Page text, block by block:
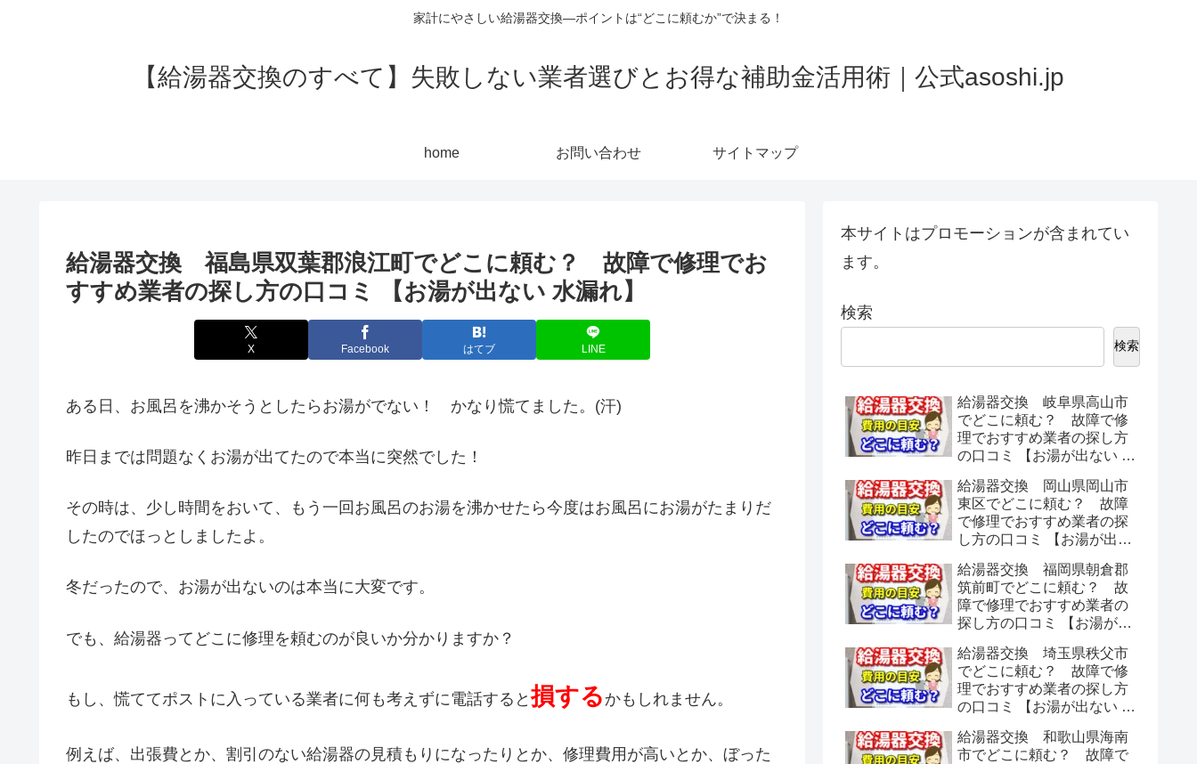
家計にやさしい給湯器交換—ポイントは“どこに頼むか”で決まる！
【給湯器交換のすべて】失敗しない業者選びとお得な補助金活用術｜公式asoshi.jp
home お問い合わせ サイトマップ
給湯器交換 福島県双葉郡浪江町でどこに頼む？ 故障で修理でお
すすめ業者の探し方の口コミ 【お湯が出ない 水漏れ】
X Facebook はてブ LINE
ある日、お風呂を沸かそうとしたらお湯がでない！ かなり慌てました。(汗)
昨日までは問題なくお湯が出てたので本当に突然でした！
その時は、少し時間をおいて、もう一回お風呂のお湯を沸かせたら今度はお風呂にお湯がたまりだ
したのでほっとしましたよ。
冬だったので、お湯が出ないのは本当に大変です。
でも、給湯器ってどこに修理を頼むのが良いか分かりますか？
もし、慌ててポストに入っている業者に何も考えずに電話すると損する かもしれません。
例えば、出張費とか、割引のない給湯器の見積もりになったりとか、修理費用が高いとか、ぼった
本サイトはプロモーションが含まれてい
ます。
検索
検索
給湯器交換 岐阜県高山市
でどこに頼む？ 故障で修
理でおすすめ業者の探し方
の口コミ 【お湯が出ない 水
給湯器交換 岡山県岡山市
東区でどこに頼む？ 故障
で修理でおすすめ業者の探
し方の口コミ 【お湯が出な
給湯器交換 福岡県朝倉郡
筑前町でどこに頼む？ 故
障で修理でおすすめ業者の
探し方の口コミ 【お湯が出
給湯器交換 埼玉県秩父市
でどこに頼む？ 故障で修
理でおすすめ業者の探し方
の口コミ 【お湯が出ない 水
給湯器交換 和歌山県海南
市でどこに頼む？ 故障で